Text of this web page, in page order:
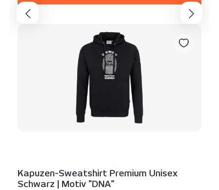
Kapuzen-Sweatshirt Premium Unisex
Schwarz | Motiv "DNA"